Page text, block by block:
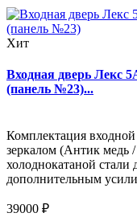
Хит
Входная дверь Лекс
(панель №23)...
Комплектация
зеркалом (Антик
холоднокатаной
дополнительным
39000 ₽